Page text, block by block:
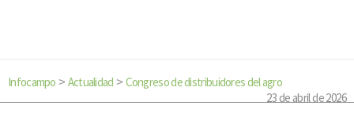
Infocampo > Actualidad > Congreso de distribuidores del agro
23 de abril de 2026